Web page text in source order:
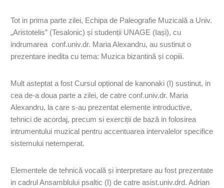
Tot in prima parte zilei, Echipa de Paleografie Muzicală a Univ.
„Aristotelis” (Tesalonic) și studenții UNAGE (Iași), cu
indrumarea conf.univ.dr. Maria Alexandru, au sustinut o
prezentare inedita cu tema: Muzica bizantină și copiii.
Mult asteptat a fost Cursul opțional de kanonaki (I) sustinut, in
cea de-a doua parte a zilei, de catre conf.univ.dr. Maria
Alexandru, la care s-au prezentat elemente introductive,
tehnici de acordaj, precum si exerciții de bază in folosirea
intrumentului muzical pentru accentuarea intervalelor specifice
sistemului netemperat.
Elementele de tehnică vocală și interpretare au fost prezentate
in cadrul Ansamblului psaltic (I) de catre asist.univ.drd. Adrian